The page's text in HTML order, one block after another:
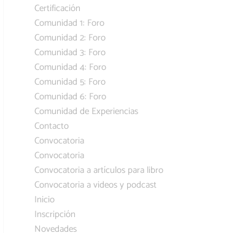
Certificación
Comunidad 1: Foro
Comunidad 2: Foro
Comunidad 3: Foro
Comunidad 4: Foro
Comunidad 5: Foro
Comunidad 6: Foro
Comunidad de Experiencias
Contacto
Convocatoria
Convocatoria
Convocatoria a artículos para libro
Convocatoria a videos y podcast
Inicio
Inscripción
Novedades